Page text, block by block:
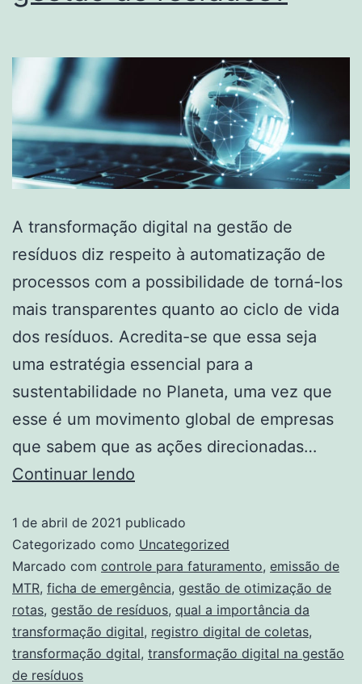
A transformação digital na gestão de
resíduos diz respeito à automatização de
processos com a possibilidade de torná-los
mais transparentes quanto ao ciclo de vida
dos resíduos. Acredita-se que essa seja
uma estratégia essencial para a
sustentabilidade no Planeta, uma vez que
esse é um movimento global de empresas
que sabem que as ações direcionadas…
Continuar lendo
1 de abril de 2021 publicado
Categorizado como Uncategorized
Marcado com controle para faturamento, emissão de
MTR, ficha de emergência, gestão de otimização de
rotas, gestão de resíduos, qual a importância da
transformação digital, registro digital de coletas,
transformação dgital, transformação digital na gestão
de resíduos